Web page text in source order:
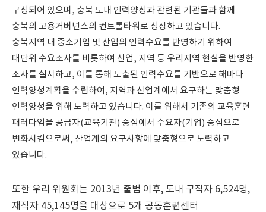
구성되어 있으며, 충북 도내 인력양성과 관련된 기관들과 함께
충북의 고용거버넌스의 컨트롤타워로 성장하고 있습니다.
충북지역 내 중소기업 및 산업의 인력수요를 반영하기 위하여
대단위 수요조사를 비롯하여 산업, 지역 등 우리지역 현실을 반영한
조사를 실시하고, 이를 통해 도출된 인력수요를 기반으로 해마다
인력양성계획을 수립하여, 지역과 산업계에서 요구하는 맞춤형
인력양성을 위해 노력하고 있습니다. 이를 위해서 기존의 교육훈련
패러다임을 공급자(교육기관) 중심에서 수요자(기업) 중심으로
변화시킴으로써, 산업계의 요구사항에 맞춤형으로 노력하고
있습니다.
또한 우리 위원회는 2013년 출범 이후, 도내 구직자 6,524명,
재직자 45,145명을 대상으로 5개 공동훈련센터